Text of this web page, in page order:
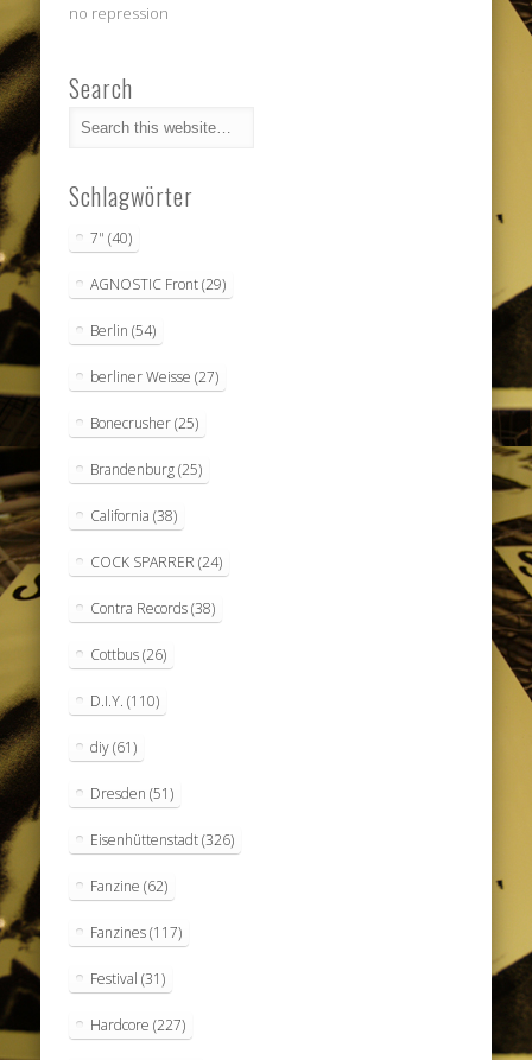
no repression
Search
Schlagwörter
7" (40)
AGNOSTIC Front(29)
Berlin (54)
berliner Weisse (27)
Bonecrusher(25)
Brandenburg(25)
California (38)
COCK SPARRER (24)
Contra Records(38)
Cottbus(26)
D.I.Y. (110)
diy(61)
Dresden (51)
Eisenhüttenstadt(326)
Fanzine (62)
Fanzines(117)
Festival (31)
Hardcore (227)